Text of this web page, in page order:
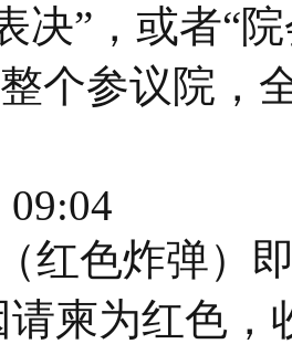
决”，或者“
整个参议院，
09:04
红色炸弹）
柬为红色，